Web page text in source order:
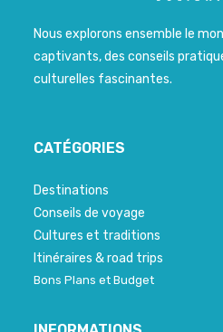
Nous explorons ensemble le
captivants, des conseils
culturelles fascinantes.
CATÉGORIES
Destinations
Conseils de voyage
Cultures et traditions
Itinéraires & road trips
Bons Plans et Budget